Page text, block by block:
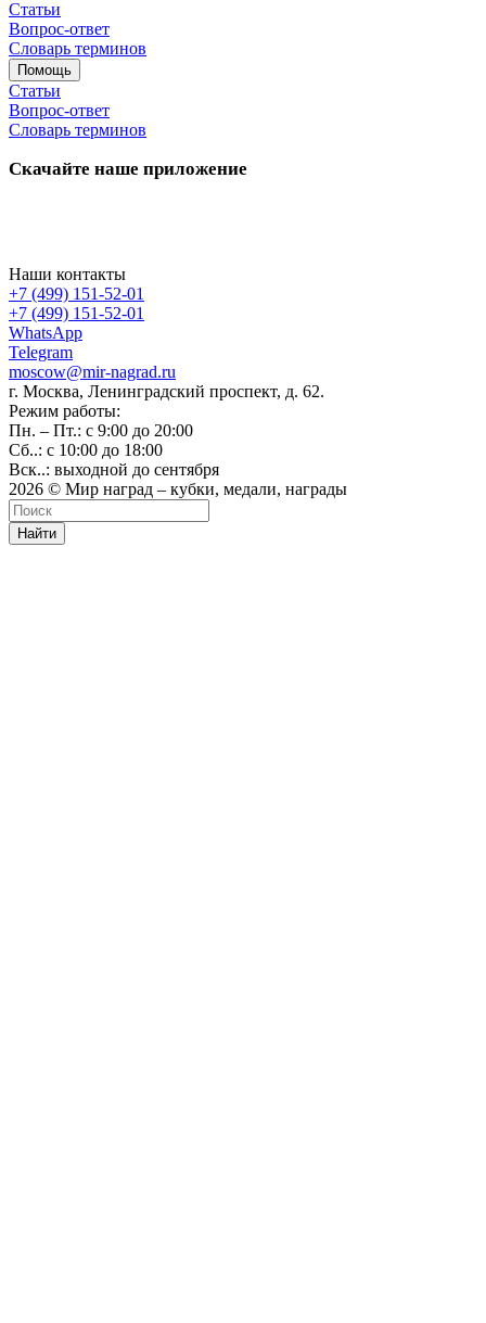
Статьи
Вопрос-ответ
Словарь терминов
Помощь
Статьи
Вопрос-ответ
Словарь терминов
Скачайте наше приложение
Наши контакты
+7 (499) 151-52-01
+7 (499) 151-52-01
WhatsApp
Telegram
moscow@mir-nagrad.ru
г. Москва, Ленинградский проспект, д. 62.
Режим работы:
Пн. – Пт.: с 9:00 до 20:00
Сб..: с 10:00 до 18:00
Вск..: выходной до сентября
2026 © Мир наград – кубки, медали, награды
Найти